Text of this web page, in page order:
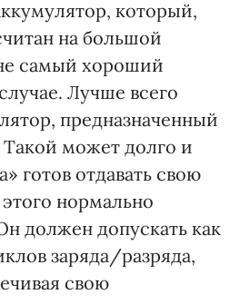
который,
на большой
самый хороший
Лучше всего
предназначенный
может долго и
готов отдавать свою
нормально
должен допускать как
заряда/разряда,
свою